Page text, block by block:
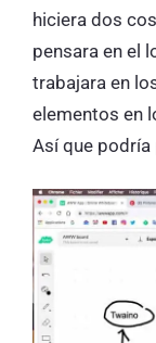
hiciera dos
pensara en el
trabajara en
elementos en
Así que podría